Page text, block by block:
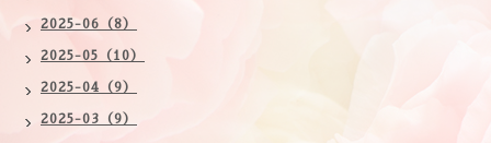
2025-06（8）
2025-05（10）
2025-04（9）
2025-03（9）